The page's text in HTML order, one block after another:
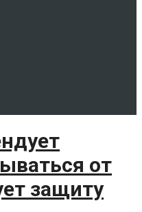
от
защиту